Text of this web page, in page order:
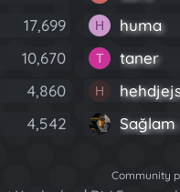
17,699
10,670
4,860
4,542
H huma
T taner
H
Community